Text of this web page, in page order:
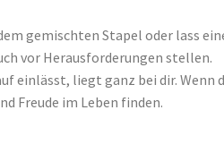
gemischten Stapel oder lass
vor Herausforderungen stellen.
einlässt, liegt ganz bei dir.
Freude im Leben finden.